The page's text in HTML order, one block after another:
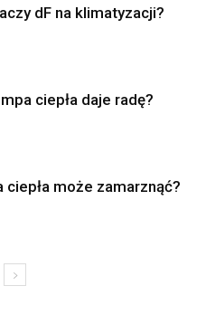
dF na klimatyzacji?
ciepła daje radę?
ciepła może zamarznąć?